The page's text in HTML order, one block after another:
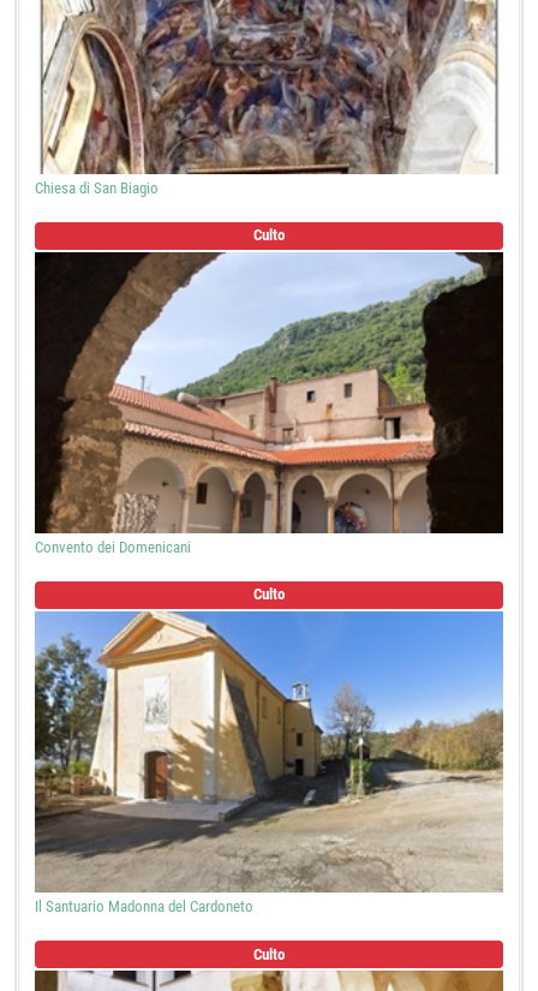
Chiesa di San Biagio
Culto
Convento dei Domenicani
Culto
Il Santuario Madonna del Cardoneto
Culto